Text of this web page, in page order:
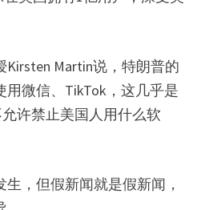
Martin说，特朗普的
微信、TikTok，这几乎是
许禁止美国人用什么软
，但假新闻就是假新闻，